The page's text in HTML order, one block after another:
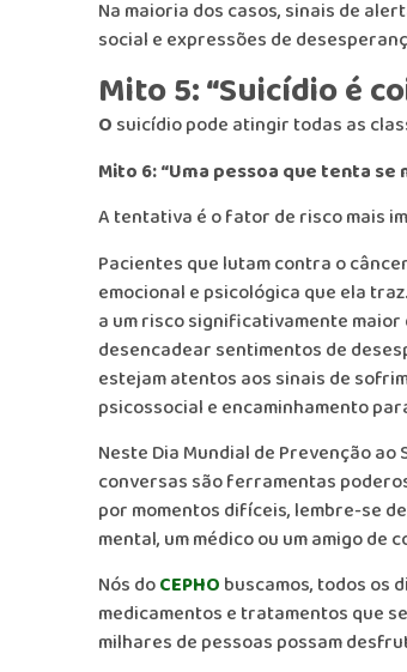
Na maioria dos casos, sinais de
social e expressões de
Mito 5: “Suicídio é
O suicídio pode atingir todas as
Mito 6:“Uma pessoa que tenta
A tentativa é o fator de risco mais
Pacientes que lutam contra o
emocional e psicológica que ela
a um risco significativamente
desencadear sentimentos de
estejam atentos aos sinais de
psicossocial e encaminhamento
Neste Dia Mundial de Prevenção
conversas são ferramentas
por momentos difíceis, lembre-se
mental, um médico ou um amigo
Nós doCEPHO buscamos, todos os
medicamentos e tratamentos que
milhares de pessoas possam